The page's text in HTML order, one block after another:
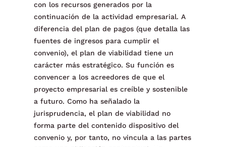
con los recursos generados por la
continuación de la actividad empresarial. A
diferencia del plan de pagos (que detalla las
fuentes de ingresos para cumplir el
convenio), el plan de viabilidad tiene un
carácter más estratégico. Su función es
convencer a los acreedores de que el
proyecto empresarial es creíble y sostenible
a futuro. Como ha señalado la
jurisprudencia, el plan de viabilidad no
forma parte del contenido dispositivo del
convenio y, por tanto, no vincula a las partes